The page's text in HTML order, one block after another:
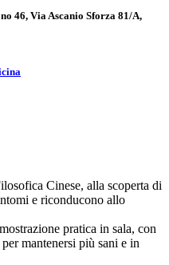
46, Via Ascanio Sforza 81/A,
Cinese, alla scoperta di
e riconducono allo
pratica in sala, con
mantenersi più sani e in